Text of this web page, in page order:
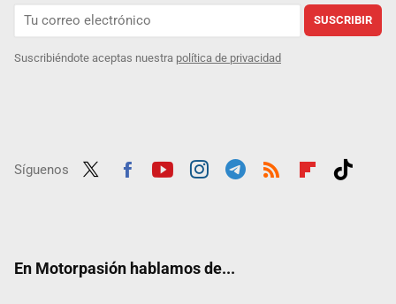
SUSCRIBIR
Suscribiéndote aceptas nuestra política de privacidad
Síguenos
En Motorpasión hablamos de...